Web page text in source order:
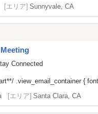
[エリア] Sunnyvale, CA
Connected
.view_email_container {
[エリア] Santa Clara, CA